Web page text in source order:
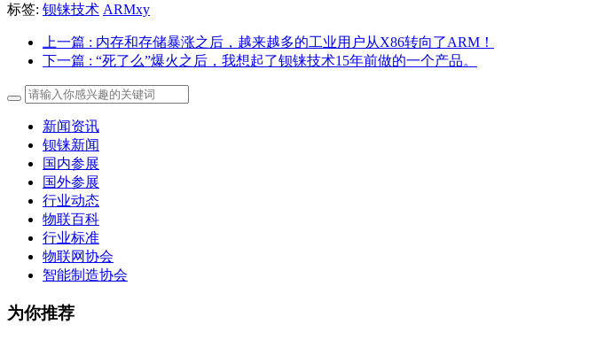
标签: 钡铼技术 ARMxy
上一篇 : 内存和存储暴涨之后，越来越多的工业用户从X86转向了ARM！
下一篇 : “死了么”爆火之后，我想起了钡铼技术15年前做的一个产品。
新闻资讯
钡铼新闻
国内参展
国外参展
行业动态
物联百科
行业标准
物联网协会
智能制造协会
为你推荐